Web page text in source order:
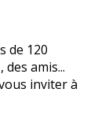
de 120
amis...
inviter à